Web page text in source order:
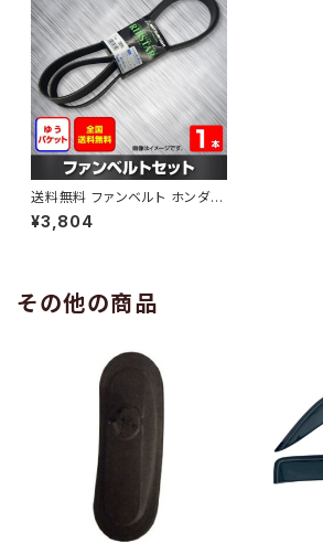
送料無料 ファンベルト ホンダ
ステップワゴン 型式RG4 H17.0
5～H19.11 （国内トップメーカ
¥3,804
その他の商品